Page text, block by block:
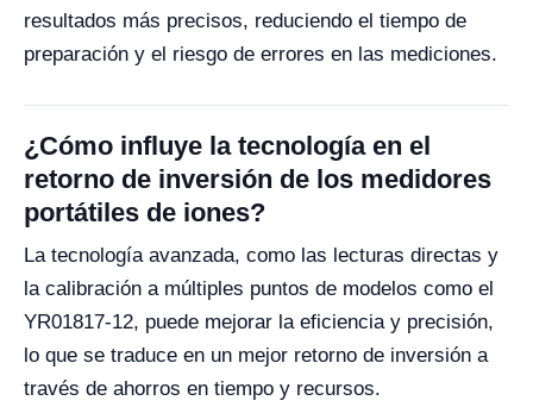
resultados más precisos, reduciendo el tiempo de
preparación y el riesgo de errores en las mediciones.
¿Cómo influye la tecnología en el
retorno de inversión de los medidores
portátiles de iones?
La tecnología avanzada, como las lecturas directas y
la calibración a múltiples puntos de modelos como el
YR01817-12, puede mejorar la eficiencia y precisión,
lo que se traduce en un mejor retorno de inversión a
través de ahorros en tiempo y recursos.